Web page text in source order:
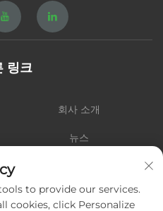
링크
회사 소개
뉴스
to provide our services.
cookies, click Personalize